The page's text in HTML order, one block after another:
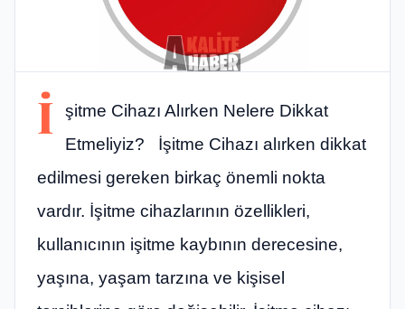
İ
şitme Cihazı Alırken Nelere Dikkat
Etmeliyiz? İşitme Cihazı alırken dikkat
edilmesi gereken birkaç önemli nokta
vardır. İşitme cihazlarının özellikleri,
kullanıcının işitme kaybının derecesine,
yaşına, yaşam tarzına ve kişisel